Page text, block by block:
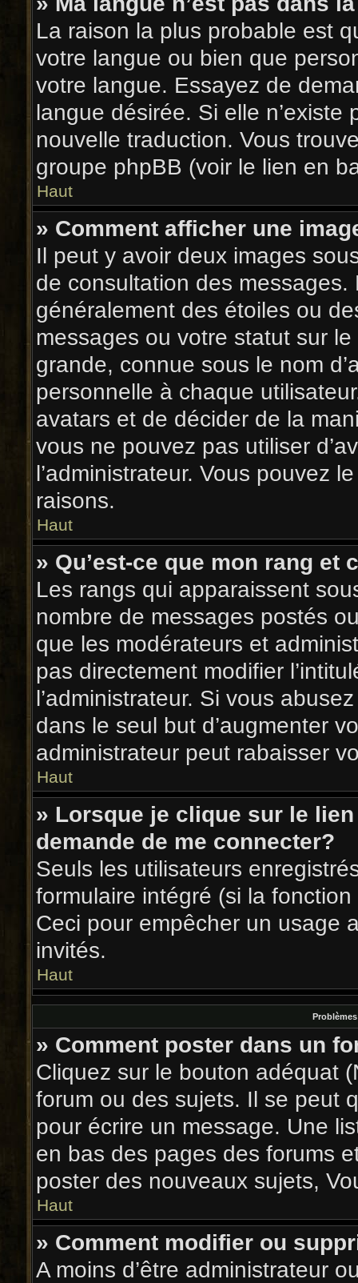
La raison la plus probable est
votre langue ou bien que
votre langue. Essayez de
langue désirée. Si elle
nouvelle traduction. Vous
groupe phpBB (voir le lien en
Haut
» Comment afficher une
Il peut y avoir deux images
de consultation des
généralement des étoiles ou
messages ou votre statut sur
grande, connue sous le nom
personnelle à chaque
avatars et de décider de la
vous ne pouvez pas utiliser
l’administrateur. Vous pouvez
raisons.
Haut
» Qu’est-ce que mon rang et
Les rangs qui apparaissent
nombre de messages postés
que les modérateurs et
pas directement modifier
l’administrateur. Si vous
dans le seul but d’augmenter
administrateur peut rabaisser
Haut
» Lorsque je clique sur le
demande de me connecter?
Seuls les utilisateurs
formulaire intégré (si la
Ceci pour empêcher un usage
invités.
Haut
» Comment poster dans un
Cliquez sur le bouton adéquat
forum ou des sujets. Il se peut
pour écrire un message. Une
en bas des pages des forums
poster des nouveaux sujets,
Haut
» Comment modifier ou
A moins d’être administrateur